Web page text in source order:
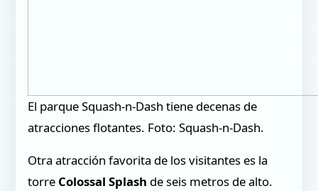
El parque Squash-n-Dash tiene decenas de
atracciones flotantes. Foto: Squash-n-Dash.
Otra atracción favorita de los visitantes es la
torre Colossal Splash de seis metros de alto.